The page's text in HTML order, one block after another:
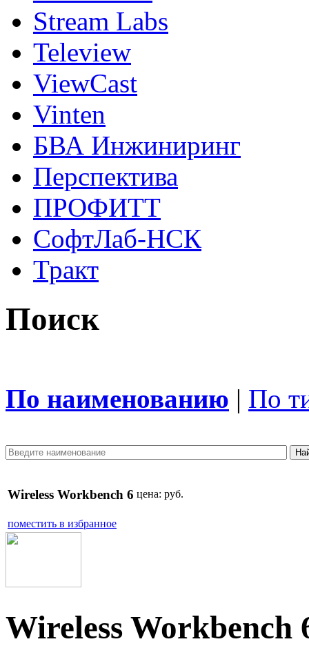
Stream Labs
Teleview
ViewCast
Vinten
БВА Инжиниринг
Перспектива
ПРОФИТТ
СофтЛаб-НСК
Тракт
Поиск
По наименованию | По
Wireless Workbench 6 цена: руб.
поместить в избранное
Wireless Workbench